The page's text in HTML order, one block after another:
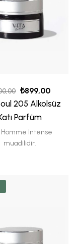
₺899,00
205 Alkolsüz
Parfüm
Homme Intense
muadilidir.